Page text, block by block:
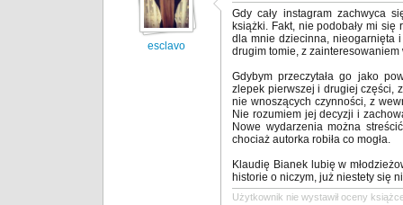
esclavo
Gdy cały instagram zachwyca
książki. Fakt, nie podobały mi
dla mnie dziecinna, nieogarnięta
drugim tomie, z zainteresowaniem
Gdybym przeczytała go jako
zlepek pierwszej i drugiej części,
nie wnoszących czynności, z
Nie rozumiem jej decyzji i
Nowe wydarzenia można
chociaż autorka robiła co mogła.
Klaudię Bianek lubię w
historie o niczym, już niestety się
Użytkownik nie wystawił oceny